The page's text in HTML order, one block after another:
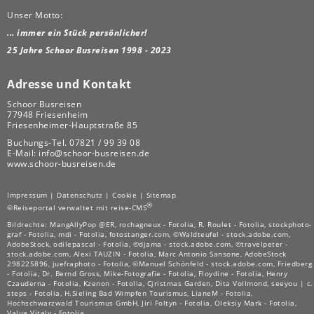
Unser Motto:
... immer ein Stück persönlicher!
25 Jahre Schoor Busreisen 1998 - 2023
Adresse und Kontakt
Schoor Busreisen
77948 Friesenheim
Friesenheimer-Hauptstraße 85
Buchungs-Tel. 07821 / 99 39 08
E-Mail: info@schoor-busreisen.de
www.schoor-busreisen.de
Impressum | Datenschutz | Cookie | Sitemap
©Reiseportal verwaltet mit reise-CMS®
Bildrechte: MangAllyPop @ER, rochagneux - Fotolia, R. Roulet - Fotolia, stockphoto-
graf - Fotolia, mdi - Fotolia, fotostanger.com, ©Waldteufel - stock.adobe.com,
AdobeStock, odilepascal - Fotolia, ©djama - stock.adobe.com, ©travelpeter -
stock.adobe.com, Alexi TAUZIN - Fotolia, Marc Antonio Sansone, AdobeStock
298225896, juefraphoto - Fotolia, ©Manuel Schönfeld - stock.adobe.com, Friedberg
- Fotolia, Dr. Bernd Gross, Mike-Fotografie - Fotolia, Floydine - Fotolia, Henry
Czauderna - Fotolia, Kzenon - Fotolia, Cjristmas Garden, Dita Vollmond, seeyou | c.
steps - Fotolia, H.Sieling Bad Wimpfen Tourismus, LianeM - Fotolia,
Hochschwarzwald Tourismus GmbH, Jiri Foltyn - Fotolia, Oleksiy Mark - Fotolia,